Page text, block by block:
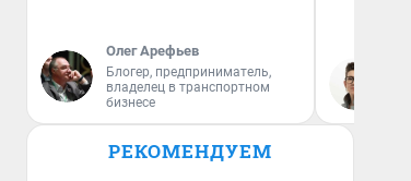
Олег Арефьев
Блогер, предприниматель,
владелец в транспортном
бизнесе
РЕКОМЕНДУЕМ